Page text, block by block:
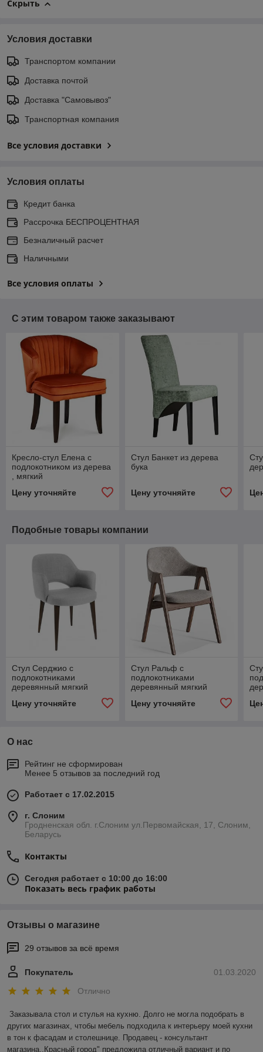
Скрыть
Условия доставки
Транспортом компании
Доставка почтой
Доставка "Самовывоз"
Транспортная компания
Все условия доставки
Условия оплаты
Кредит банка
Рассрочка БЕСПРОЦЕНТНАЯ
Безналичный расчет
Наличными
Все условия оплаты
С этим товаром также заказывают
Кресло-стул Елена с
подлокотником из дерева
, мягкий
Цену уточняйте
Стул Банкет из дерева
бука
Цену уточняйте
Подобные товары компании
Стул Серджио с
подлокотниками
деревянный мягкий
Цену уточняйте
Стул Ральф с
подлокотниками
деревянный мягкий
Цену уточняйте
О нас
Рейтинг не сформирован
Менее 5 отзывов за последний год
Работает с 17.02.2015
г. Слоним
Гродненская обл. г.Слоним ул.Первомайская, 17, Слоним,
Беларусь
Контакты
Сегодня работает с 10:00 до 16:00
Показать весь график работы
Отзывы о магазине
29 отзывов за всё время
01.03.2020
Покупатель
Отлично
Заказывала стол и стулья на кухню. Долго не могла подобрать в
других магазинах, чтобы мебель подходила к интерьеру моей кухни
в тон к фасадам и столешнице. Продавец - консультант
магазина,,Красный город" предложила отличный вариант и по